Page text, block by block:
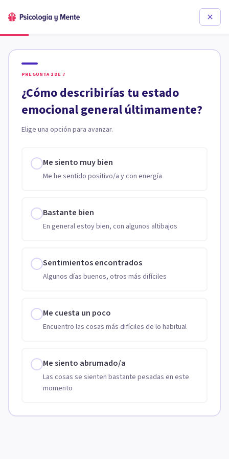
PREGUNTA 1 DE 7
¿Cómo describirías tu estado
emocional general últimamente?
Elige una opción para avanzar.
Me siento muy bien
Me he sentido positivo/a y con energía
Bastante bien
En general estoy bien, con algunos altibajos
Sentimientos encontrados
Algunos días buenos, otros más difíciles
Me cuesta un poco
Encuentro las cosas más difíciles de lo habitual
Me siento abrumado/a
Las cosas se sienten bastante pesadas en este
momento